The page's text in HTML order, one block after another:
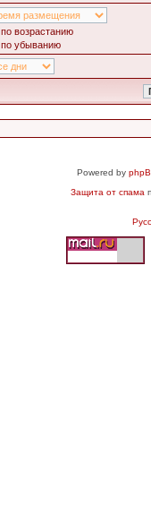
по возрастанию
по убыванию
Powered by
Защита от спама